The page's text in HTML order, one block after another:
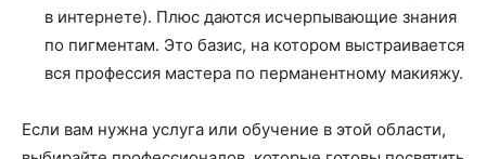
в интернете). Плюс даются исчерпывающие знания
по пигментам. Это базис, на котором выстраивается
вся профессия мастера по перманентному макияжу.
Если вам нужна услуга или обучение в этой области,